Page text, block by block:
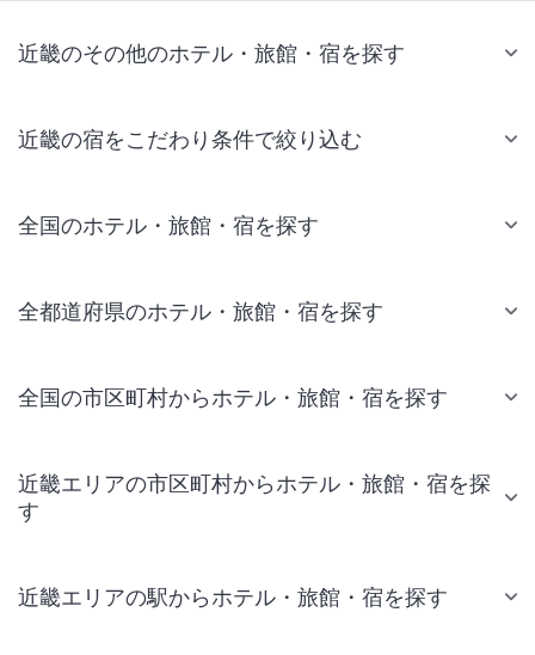
近畿のその他のホテル・旅館・宿を探す
近畿の宿をこだわり条件で絞り込む
全国のホテル・旅館・宿を探す
全都道府県のホテル・旅館・宿を探す
全国の市区町村からホテル・旅館・宿を探す
近畿エリアの市区町村からホテル・旅館・宿を探
す
近畿エリアの駅からホテル・旅館・宿を探す